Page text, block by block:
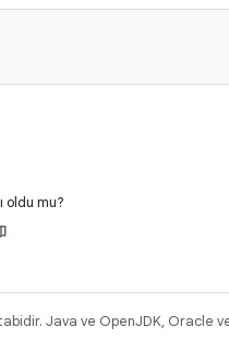
oldu mu?
Java ve OpenJDK, Oracle